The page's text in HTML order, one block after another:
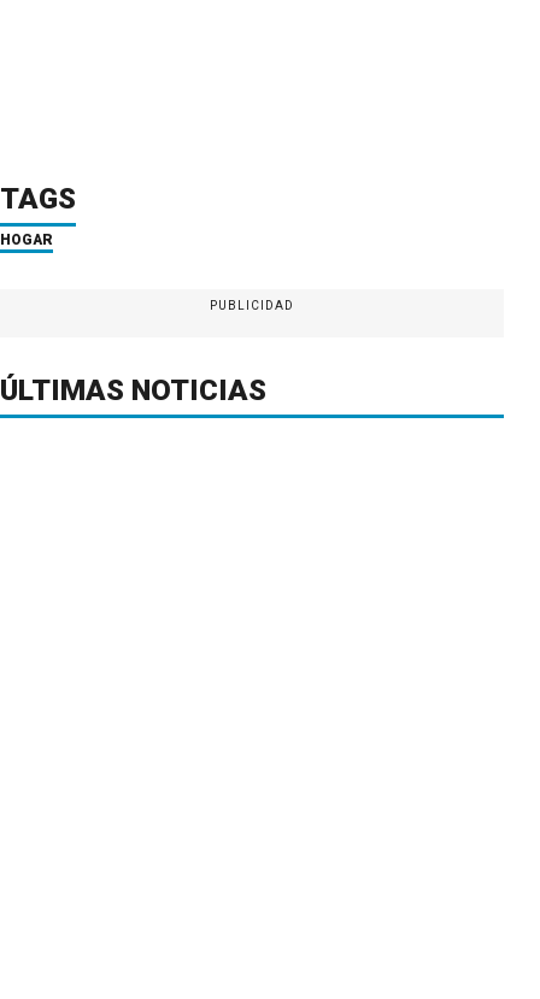
TAGS
HOGAR
PUBLICIDAD
ÚLTIMAS NOTICIAS